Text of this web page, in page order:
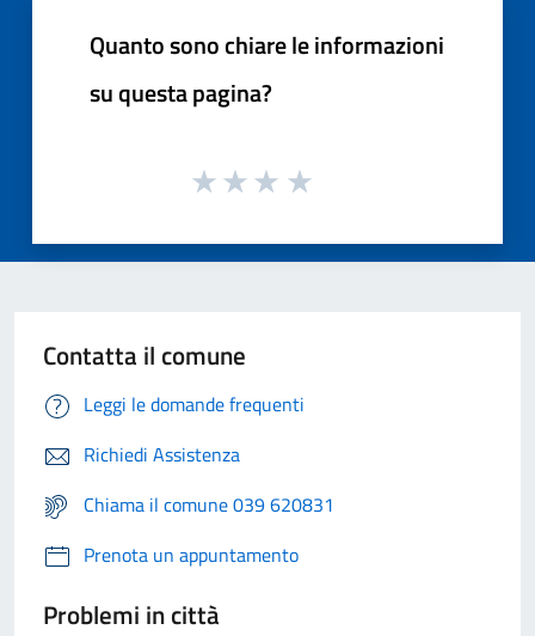
Quanto sono chiare le informazioni
su questa pagina?
Contatta il comune
Leggi le domande frequenti
Richiedi Assistenza
Chiama il comune 039 620831
Prenota un appuntamento
Problemi in città